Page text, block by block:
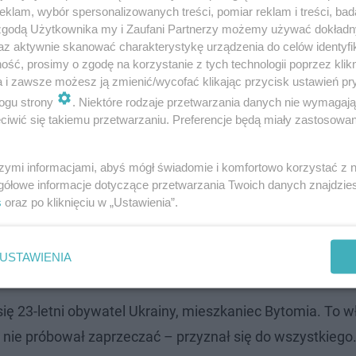
wątpliwości – to właśnie ten samochód
dotarli do nagrania z wideorejestratora innego
Gliwickiej i obwodnicy, ignorując
Prowadziła wędrowniczy tryb życia
23-letni obywatel Ukrainy, mieszkaniec Bytomia. To
próbował zaprzeczać – przyznał się do wszystkiego.
wybór spersonalizowanych treści, pomiar reklam i treści,
Użytkownika my i Zaufani Partnerzy możemy używać
aktywnie skanować charakterystykę urządzenia do celów
prosimy o zgodę na korzystanie z tych technologii poprzez
i zawsze możesz ją zmienić/wycofać klikając przycisk ustawień
strony
. Niektóre rodzaje przetwarzania danych nie
się takiemu przetwarzaniu. Preferencje będą miały
informacjami, abyś mógł świadomie i komfortowo korzystać z
informacje dotyczące przetwarzania Twoich danych
oraz po kliknięciu w „Ustawienia”.
USTAWIENIA